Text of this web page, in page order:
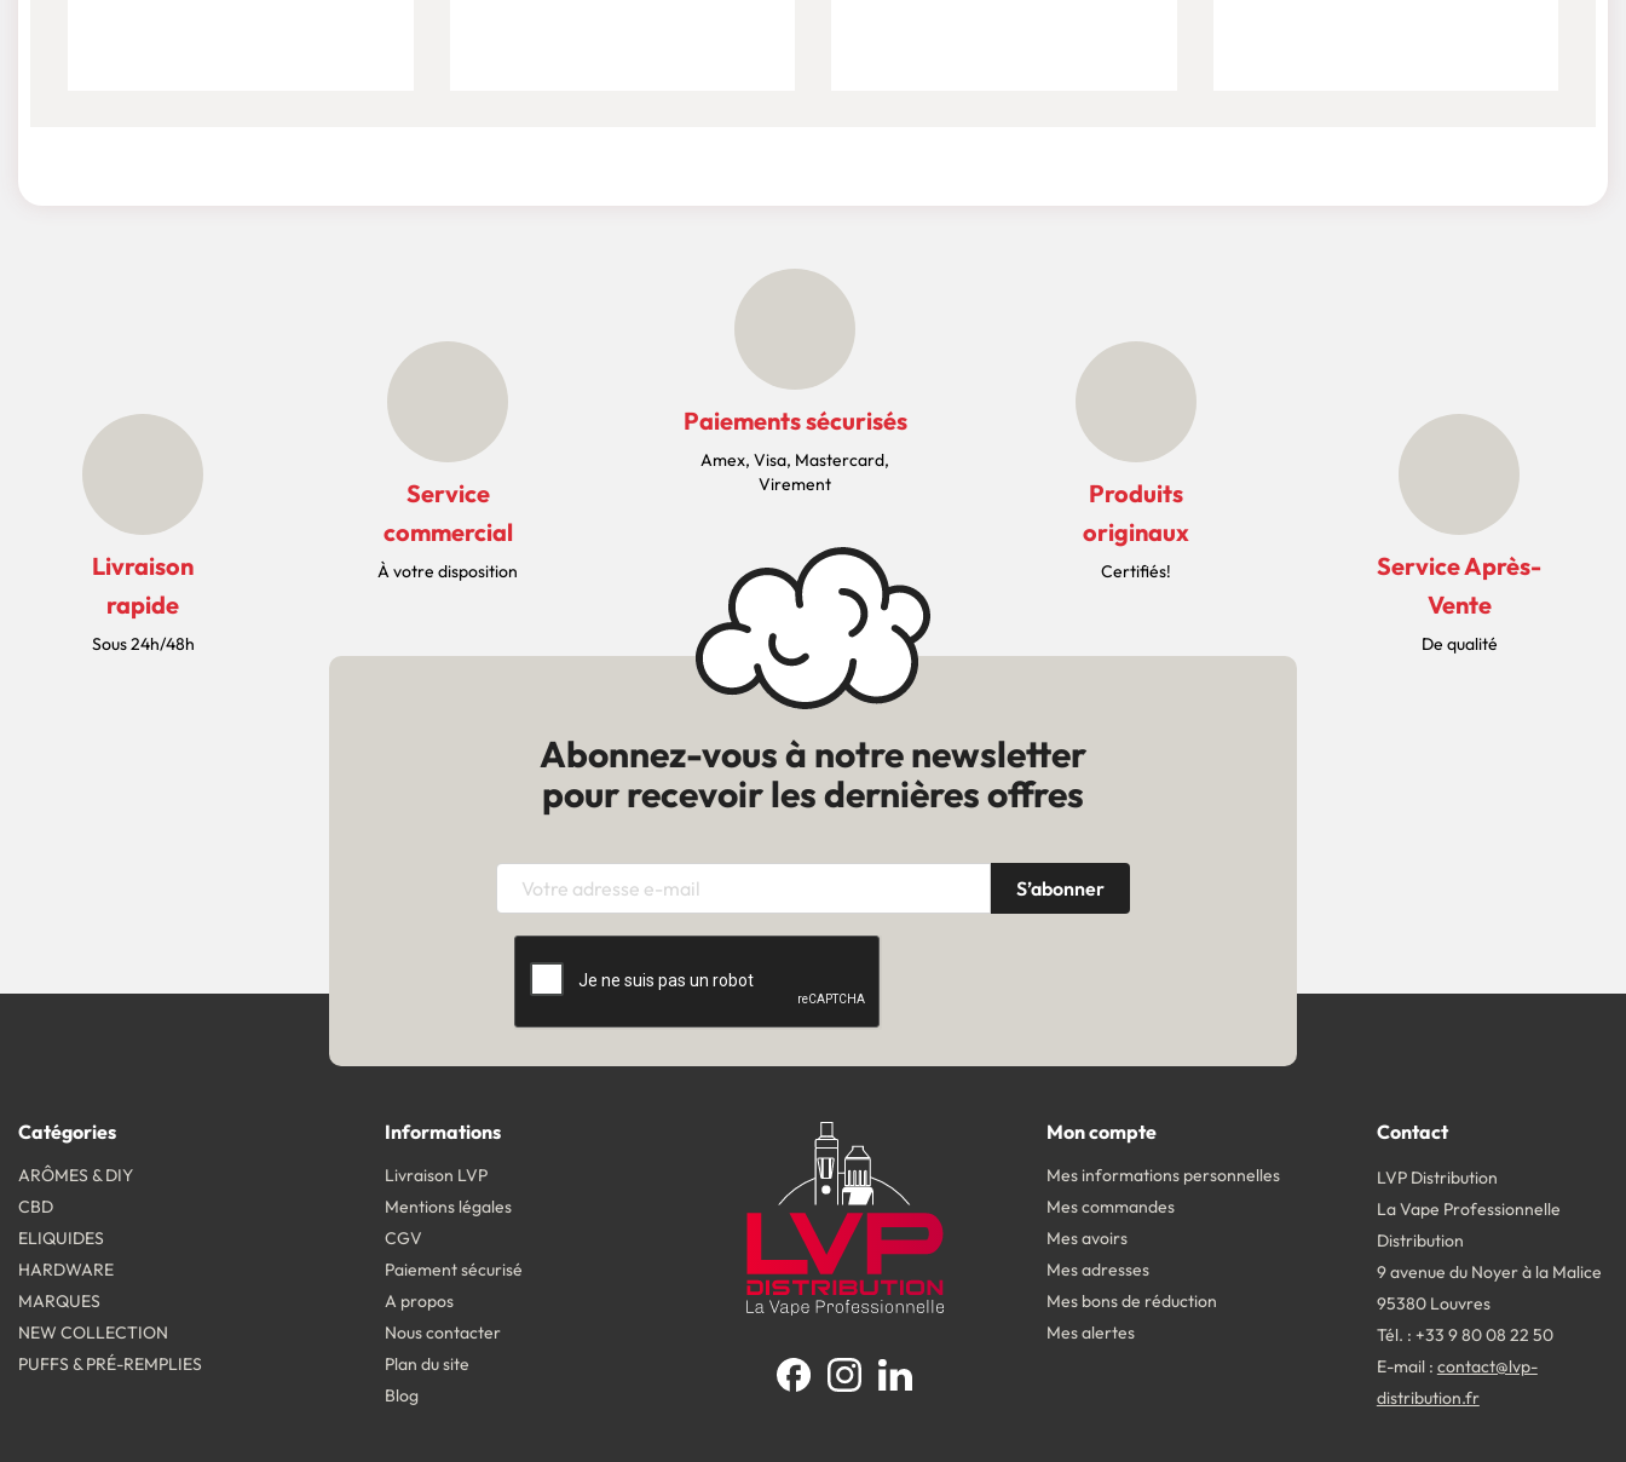
Livraison
rapide
Sous 24h/48h
Service
commercial
À votre disposition
Paiements sécurisés
Amex, Visa, Mastercard,
Virement
Produits
originaux
Certifiés!
Service Après-
Vente
De qualité
Abonnez-vous à notre newsletter
pour recevoir les dernières offres
Catégories
ARÔMES & DIY
CBD
ELIQUIDES
HARDWARE
MARQUES
NEW COLLECTION
PUFFS & PRÉ-REMPLIES
Informations
Livraison LVP
Mentions légales
CGV
Paiement sécurisé
A propos
Nous contacter
Plan du site
Blog
FacebookInstagram
Mon compte
Mes informations personnelles
Mes commandes
Mes avoirs
Mes adresses
Mes bons de réduction
Mes alertes
Contact
LVP Distribution
La Vape Professionnelle
Distribution
9 avenue du Noyer à la Malice
95380 Louvres
Tél. : +33 9 80 08 22 50
E-mail : contact@lvp-
distribution.fr